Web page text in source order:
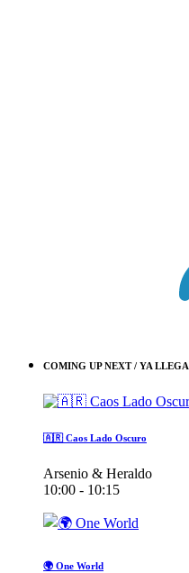
COMING UP NEXT / YA LLEGA
🇦🇷 Caos Lado Oscuro
Arsenio & Heraldo
10:00 - 10:15
🌍 One World